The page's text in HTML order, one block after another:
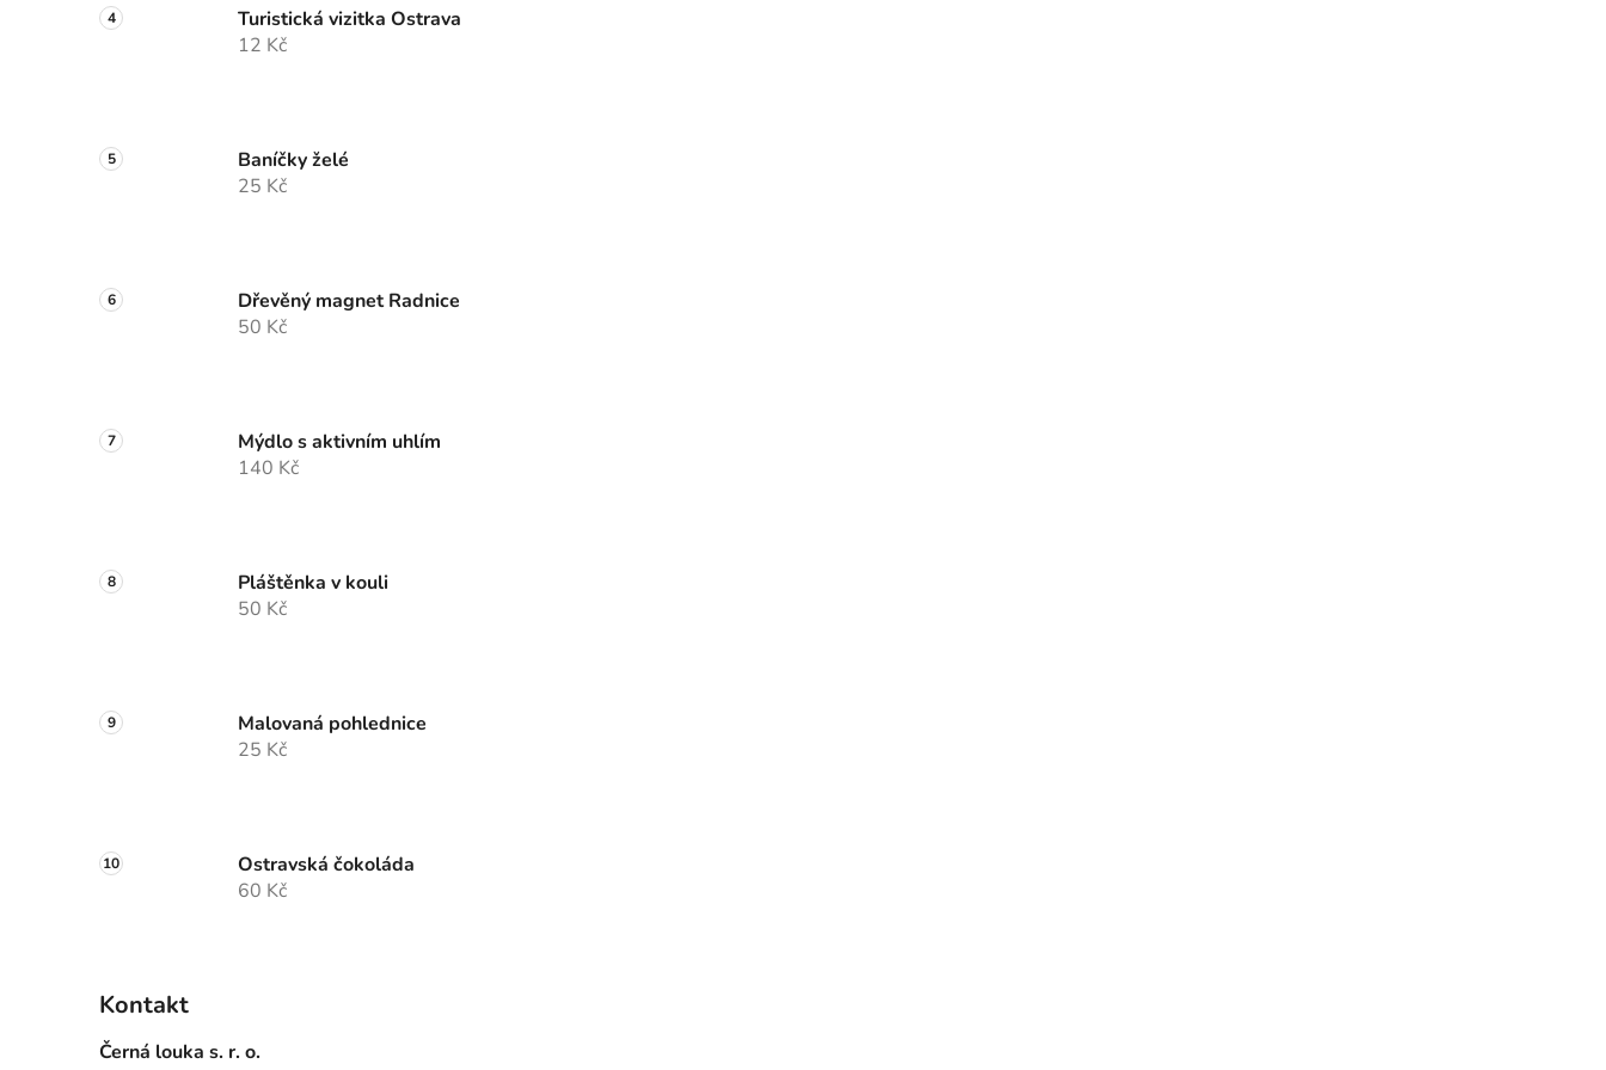
Turistická vizitka Ostrava
12 Kč
Baníčky želé
25 Kč
Dřevěný magnet Radnice
50 Kč
Mýdlo s aktivním uhlím
140 Kč
Pláštěnka v kouli
50 Kč
Malovaná pohlednice
25 Kč
Ostravská čokoláda
60 Kč
Kontakt
Černá louka s. r. o.